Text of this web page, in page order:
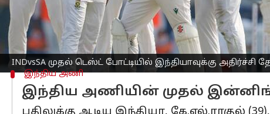
INDvsSA முதல் டெஸ்ட் போட்டியில் இந்தியாவுக்கு அதிர்ச்சி
எய்டன் மார்க்ரம் (31), ரியான் ரிக்கல்டன்
முதல் இன்னிங்சில் 159 ரன்கள் எடுத்தது.
இந்திய அணி
இந்திய அணியின் முதல்